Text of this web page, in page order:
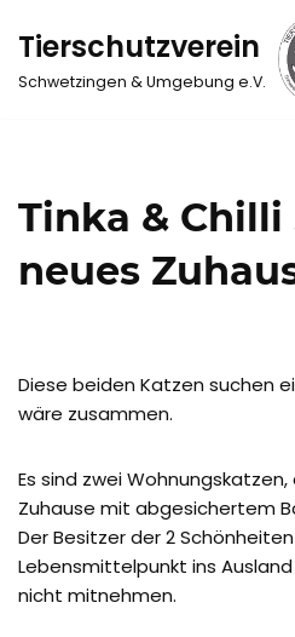
Zum
Inhalt
Tierschutzverein
Schwetzingen & Umgebung e.V.
Tinka &
neues
Diese beiden Katzen suchen
wäre zusammen.
Es sind zwei
Zuhause mit abgesichertem
Der Besitzer der 2
Lebensmittelpunkt ins
nicht mitnehmen.